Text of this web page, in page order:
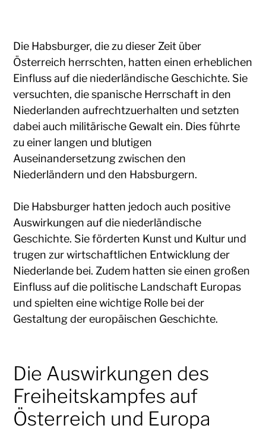
Die Habsburger, die zu dieser Zeit über
Österreich herrschten, hatten einen erheblichen
Einfluss auf die niederländische Geschichte. Sie
versuchten, die spanische Herrschaft in den
Niederlanden aufrechtzuerhalten und setzten
dabei auch militärische Gewalt ein. Dies führte
zu einer langen und blutigen
Auseinandersetzung zwischen den
Niederländern und den Habsburgern.
Die Habsburger hatten jedoch auch positive
Auswirkungen auf die niederländische
Geschichte. Sie förderten Kunst und Kultur und
trugen zur wirtschaftlichen Entwicklung der
Niederlande bei. Zudem hatten sie einen großen
Einfluss auf die politische Landschaft Europas
und spielten eine wichtige Rolle bei der
Gestaltung der europäischen Geschichte.
Die Auswirkungen des
Freiheitskampfes auf
Österreich und Europa